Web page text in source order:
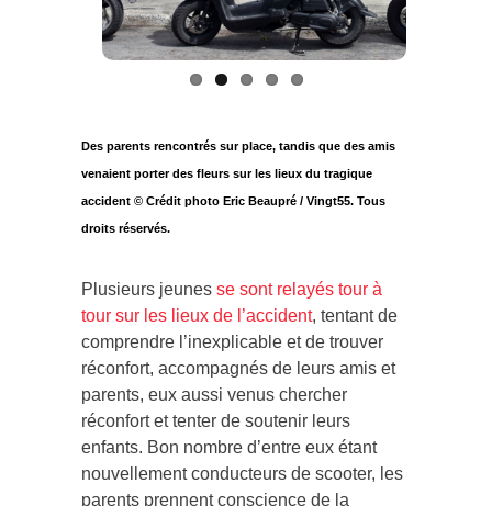
Des parents rencontrés sur place, tandis que des amis
accident © Crédit photo Eric Beaupré / Vingt55. Tous
droits réservés.
Plusieurs jeunes
se sont relayés tour à
tour sur les lieux de l’accident , tentant de
comprendre l’inexplicable et de trouver
réconfort, accompagnés de leurs amis et
parents, eux aussi venus chercher
réconfort et tenter de soutenir leurs
enfants. Bon nombre d’entre eux étant
nouvellement conducteurs de scooter, les
parents prennent conscience de la